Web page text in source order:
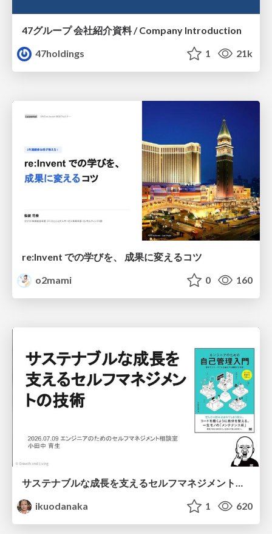
47グループ 会社紹介資料 / Company Introduction
47holdings
1 21k
re:Invent での学びを、 成果に変えるコツ
o2mami
0 160
サステナブルな成長を支えるセルフマネジメントの技術/Self Management skill for growth
ikuodanaka
1 620